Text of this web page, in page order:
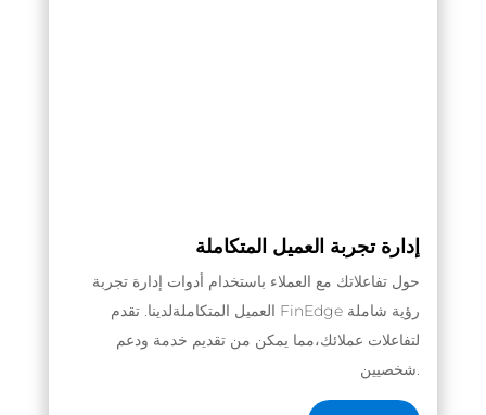
إدارة تجربة العميل المتكاملة
حول تفاعلاتك مع العملاء باستخدام أدوات إدارة تجربة
العميل المتكاملةلدينا. تقدم FinEdge رؤية شاملة
لتفاعلات عملائك،مما يمكن من تقديم خدمة ودعم
شخصيين.